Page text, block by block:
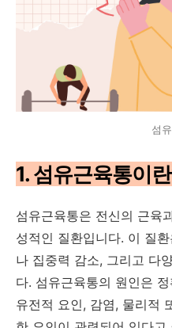
섬
1. 섬유근육통이
섬유근육통은 전신의 근육
성적인 질환입니다. 이 질
나 집중력 감소, 그리고 다
다. 섬유근육통의 원인은
유전적 요인, 감염, 물리적